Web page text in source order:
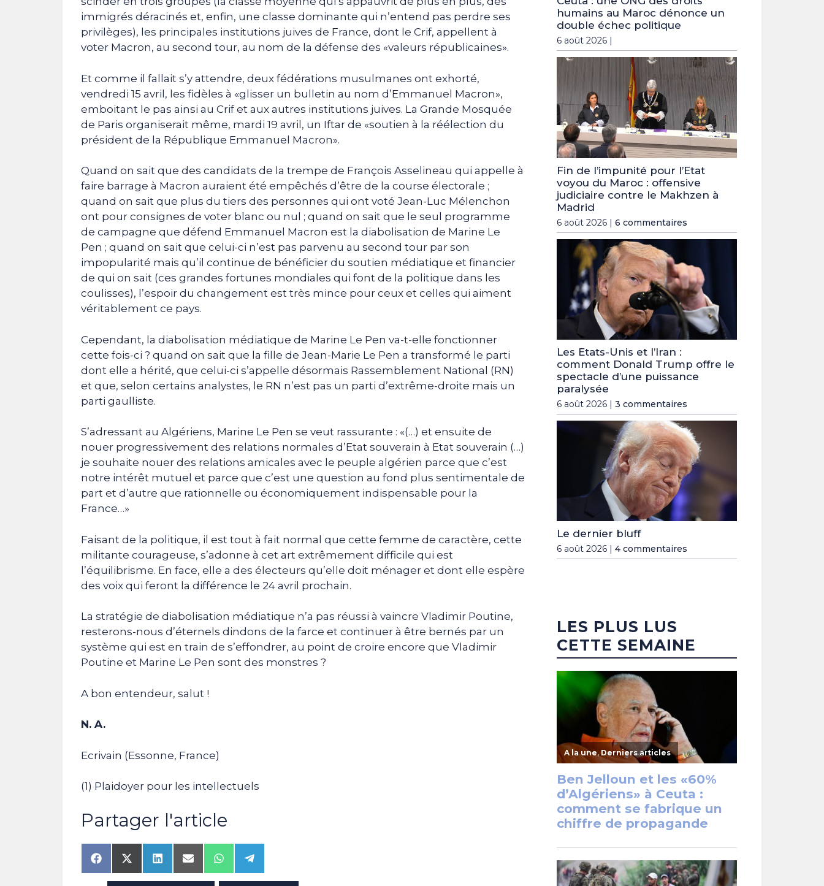
immigrés déracinés et, enfin, une classe dominante qui n’entend pas perdre ses
privilèges), les principales institutions juives de France, dont le Crif, appellent à
voter Macron, au second tour, au nom de la défense des «valeurs républicaines».
Et comme il fallait s’y attendre, deux fédérations musulmanes ont exhorté,
vendredi 15 avril, les fidèles à «glisser un bulletin au nom d’Emmanuel Macron»,
emboitant le pas ainsi au Crif et aux autres institutions juives. La Grande Mosquée
de Paris organiserait même, mardi 19 avril, un Iftar de «soutien à la réélection du
président de la République Emmanuel Macron».
Quand on sait que des candidats de la trempe de François Asselineau qui appelle à
faire barrage à Macron auraient été empêchés d’être de la course électorale ;
quand on sait que plus du tiers des personnes qui ont voté Jean-Luc Mélenchon
ont pour consignes de voter blanc ou nul ; quand on sait que le seul programme
de campagne que défend Emmanuel Macron est la diabolisation de Marine Le
Pen ; quand on sait que celui-ci n’est pas parvenu au second tour par son
impopularité mais qu’il continue de bénéficier du soutien médiatique et financier
de qui on sait (ces grandes fortunes mondiales qui font de la politique dans les
coulisses), l’espoir du changement est très mince pour ceux et celles qui aiment
véritablement ce pays.
Cependant, la diabolisation médiatique de Marine Le Pen va-t-elle fonctionner
cette fois-ci ? quand on sait que la fille de Jean-Marie Le Pen a transformé le parti
dont elle a hérité, que celui-ci s’appelle désormais Rassemblement National (RN)
et que, selon certains analystes, le RN n’est pas un parti d’extrême-droite mais un
parti gaulliste.
S’adressant au Algériens, Marine Le Pen se veut rassurante : «(…) et ensuite de
nouer progressivement des relations normales d’Etat souverain à Etat souverain (…)
je souhaite nouer des relations amicales avec le peuple algérien parce que c’est
notre intérêt mutuel et parce que c’est une question au fond plus sentimentale de
part et d’autre que rationnelle ou économiquement indispensable pour la
France…»
Faisant de la politique, il est tout à fait normal que cette femme de caractère, cette
militante courageuse, s’adonne à cet art extrêmement difficile qui est
l’équilibrisme. En face, elle a des électeurs qu’elle doit ménager et dont elle espère
des voix qui feront la différence le 24 avril prochain.
La stratégie de diabolisation médiatique n’a pas réussi à vaincre Vladimir Poutine,
resterons-nous d’éternels dindons de la farce et continuer à être bernés par un
système qui est en train de s’effondrer, au point de croire encore que Vladimir
Poutine et Marine Le Pen sont des monstres ?
A bon entendeur, salut !
N. A.
Ecrivain (Essonne, France)
(1) Plaidoyer pour les intellectuels
Partager l'article
Share
on
Facebook
Share
on
X
Share
on
LinkedIn
Share
on
Email
Share
on
WhatsApp
Share
on
Telegram
humains au Maroc dénonce un
double échec politique
6 août 2026 |
Fin de l’impunité pour l’Etat
voyou du Maroc : offensive
judiciaire contre le Makhzen à
Madrid
6 août 2026 | 6 commentaires
Les Etats-Unis et l’Iran :
comment Donald Trump offre le
spectacle d’une puissance
paralysée
6 août 2026 | 3 commentaires
Le dernier bluff
6 août 2026 | 4 commentaires
LES PLUS LUS
CETTE SEMAINE